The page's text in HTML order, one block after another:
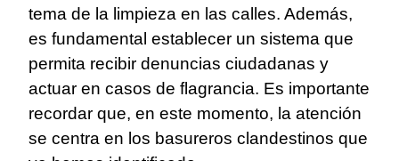
tema de la limpieza en las calles. Además,
es fundamental establecer un sistema que
permita recibir denuncias ciudadanas y
actuar en casos de flagrancia. Es importante
recordar que, en este momento, la atención
se centra en los basureros clandestinos que